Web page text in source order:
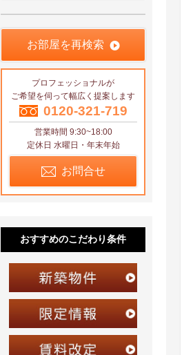
まない
件
申込無し物件
のみ表示お部屋を再検索
プロフェッショナルが
ご希望を伺って幅広く提案します
0120-321-719
営業時間 9:30~18:00
定休日 水曜日・年末年始
お問合せ
おすすめのこだわり条件